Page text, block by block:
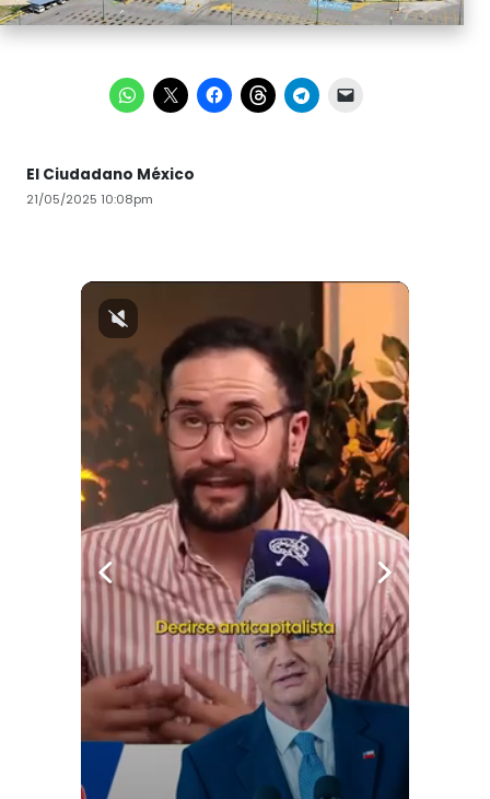
El Ciudadano México
21/05/2025 10:08pm